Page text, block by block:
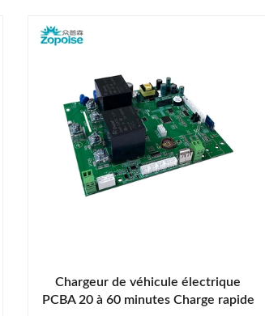
Chargeur de véhicule électrique
PCBA 20 à 60 minutes Charge rapide